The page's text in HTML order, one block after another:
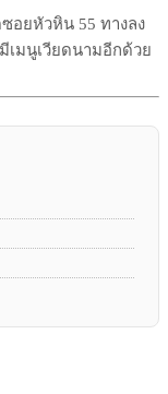
อยหัวหิน 55 ทางลง
เมนูเวียดนามอีกด้วย